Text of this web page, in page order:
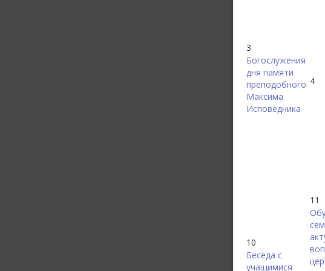
3
Богослужения
дня памяти
преподобного
Максима
Исповедника
4
10
Беседа с
учащимися
11